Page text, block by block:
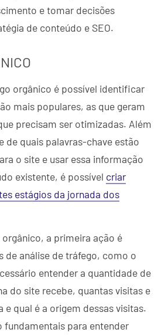
e tomar decisões
de conteúdo e SEO.
orgânico é possível identificar
mais populares, as que geram
precisam ser otimizadas. Além
de quais palavras-chave estão
o site e usar essa informação
existente, é possível criar
estágios da jornada dos
a primeira ação é
de análise de tráfego, como o
entender a quantidade de
do site recebe, quantas visitas e
e qual é a origem dessas visitas.
fundamentais para entender